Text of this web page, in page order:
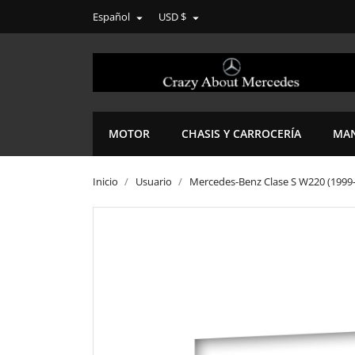
Español  USD $ 
MOTOR CHASIS Y CARROCERÍA
Inicio Usuario Mercedes-Benz Clase S W220